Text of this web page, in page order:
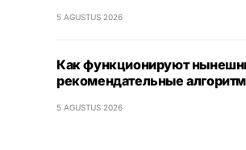
5 AGUSTUS 2026
Как функционируют
рекомендательные
5 AGUSTUS 2026